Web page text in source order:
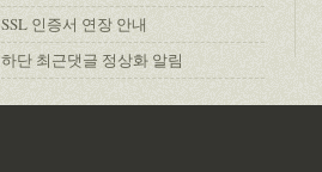
SSL 인증서 연장 안내
하단 최근댓글 정상화 알림